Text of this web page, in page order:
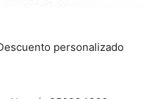
personalizado